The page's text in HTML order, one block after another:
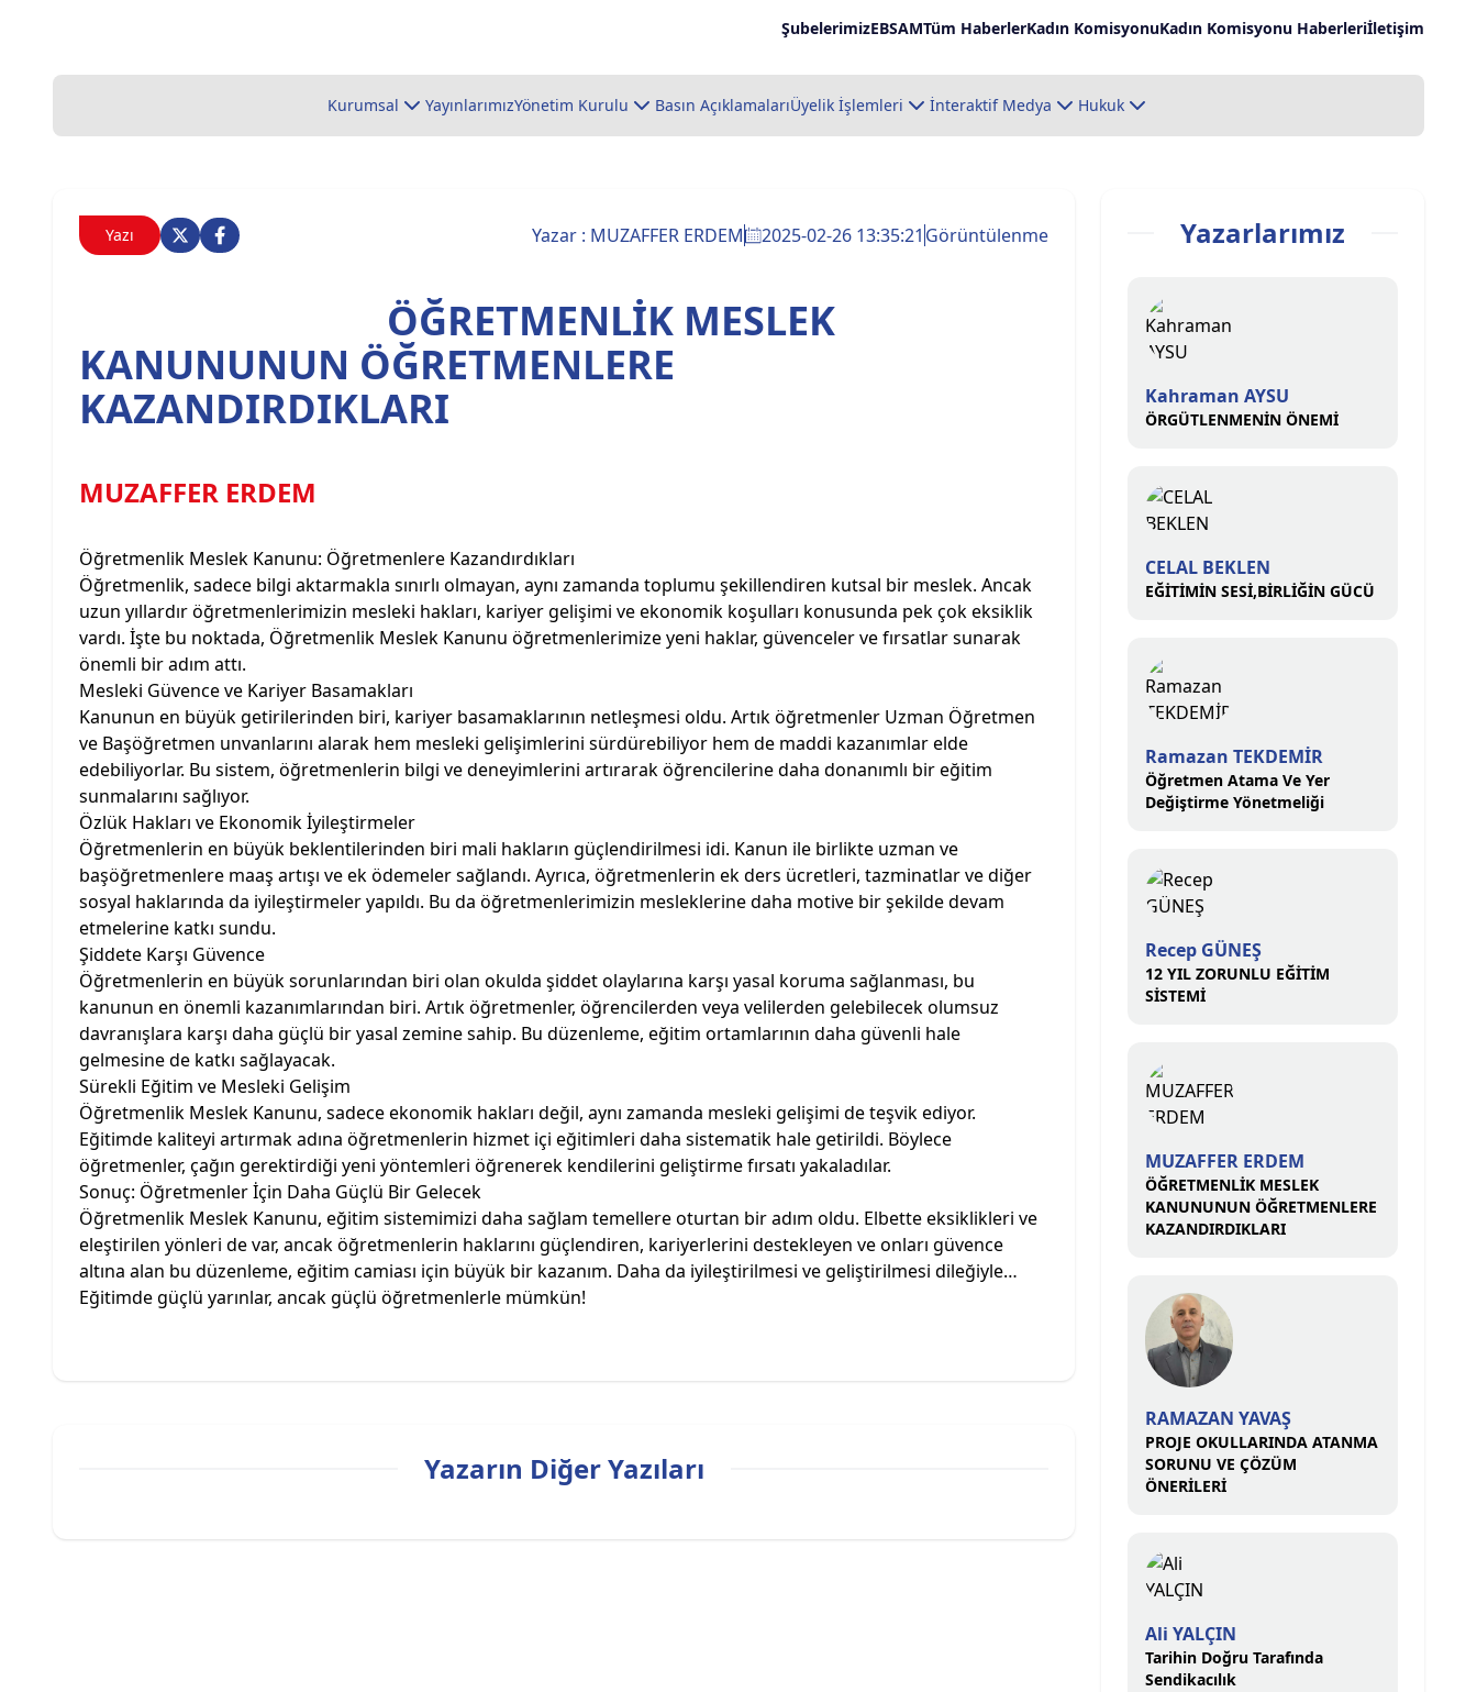
ŞubelerimizEBSAMTüm HaberlerKadın KomisyonuKadın Komisyonu Haberleriİletişim
Kurumsal YayınlarımızYönetim Kurulu Basın AçıklamalarıÜyelik İşlemleri İnteraktif Medya Hukuk
Yazı Yazar : MUZAFFER ERDEM 2025-02-26 13:35:21 Görüntülenme
ÖĞRETMENLİK MESLEK
KANUNUNUN ÖĞRETMENLERE
KAZANDIRDIKLARI
MUZAFFER ERDEM
Öğretmenlik Meslek Kanunu: Öğretmenlere Kazandırdıkları
Öğretmenlik, sadece bilgi aktarmakla sınırlı olmayan, aynı zamanda toplumu şekillendiren kutsal bir meslek. Ancak
uzun yıllardır öğretmenlerimizin mesleki hakları, kariyer gelişimi ve ekonomik koşulları konusunda pek çok eksiklik
vardı. İşte bu noktada, Öğretmenlik Meslek Kanunu öğretmenlerimize yeni haklar, güvenceler ve fırsatlar sunarak
önemli bir adım attı.
Mesleki Güvence ve Kariyer Basamakları
Kanunun en büyük getirilerinden biri, kariyer basamaklarının netleşmesi oldu. Artık öğretmenler Uzman Öğretmen
ve Başöğretmen unvanlarını alarak hem mesleki gelişimlerini sürdürebiliyor hem de maddi kazanımlar elde
edebiliyorlar. Bu sistem, öğretmenlerin bilgi ve deneyimlerini artırarak öğrencilerine daha donanımlı bir eğitim
sunmalarını sağlıyor.
Özlük Hakları ve Ekonomik İyileştirmeler
Öğretmenlerin en büyük beklentilerinden biri mali hakların güçlendirilmesi idi. Kanun ile birlikte uzman ve
başöğretmenlere maaş artışı ve ek ödemeler sağlandı. Ayrıca, öğretmenlerin ek ders ücretleri, tazminatlar ve diğer
sosyal haklarında da iyileştirmeler yapıldı. Bu da öğretmenlerimizin mesleklerine daha motive bir şekilde devam
etmelerine katkı sundu.
Şiddete Karşı Güvence
Öğretmenlerin en büyük sorunlarından biri olan okulda şiddet olaylarına karşı yasal koruma sağlanması, bu
kanunun en önemli kazanımlarından biri. Artık öğretmenler, öğrencilerden veya velilerden gelebilecek olumsuz
davranışlara karşı daha güçlü bir yasal zemine sahip. Bu düzenleme, eğitim ortamlarının daha güvenli hale
gelmesine de katkı sağlayacak.
Sürekli Eğitim ve Mesleki Gelişim
Öğretmenlik Meslek Kanunu, sadece ekonomik hakları değil, aynı zamanda mesleki gelişimi de teşvik ediyor.
Eğitimde kaliteyi artırmak adına öğretmenlerin hizmet içi eğitimleri daha sistematik hale getirildi. Böylece
öğretmenler, çağın gerektirdiği yeni yöntemleri öğrenerek kendilerini geliştirme fırsatı yakaladılar.
Sonuç: Öğretmenler İçin Daha Güçlü Bir Gelecek
Öğretmenlik Meslek Kanunu, eğitim sistemimizi daha sağlam temellere oturtan bir adım oldu. Elbette eksiklikleri ve
eleştirilen yönleri de var, ancak öğretmenlerin haklarını güçlendiren, kariyerlerini destekleyen ve onları güvence
altına alan bu düzenleme, eğitim camiası için büyük bir kazanım. Daha da iyileştirilmesi ve geliştirilmesi dileğiyle…
Eğitimde güçlü yarınlar, ancak güçlü öğretmenlerle mümkün!
Yazarın Diğer Yazıları
Yazarlarımız
Kahraman AYSU
ÖRGÜTLENMENİN ÖNEMİ
CELAL BEKLEN
EĞİTİMİN SESİ,BİRLİĞİN GÜCÜ
Ramazan TEKDEMİR
Öğretmen Atama Ve Yer
Değiştirme Yönetmeliği
Recep GÜNEŞ
12 YIL ZORUNLU EĞİTİM
SİSTEMİ
MUZAFFER ERDEM
ÖĞRETMENLİK MESLEK
KANUNUNUN ÖĞRETMENLERE
KAZANDIRDIKLARI
RAMAZAN YAVAŞ
PROJE OKULLARINDA ATANMA
SORUNU VE ÇÖZÜM
ÖNERİLERİ
Ali YALÇIN
Tarihin Doğru Tarafında
Sendikacılık